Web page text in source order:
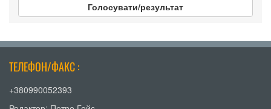
Голосувати/результат
ТЕЛЕФОН/ФАКС :
+380990052393